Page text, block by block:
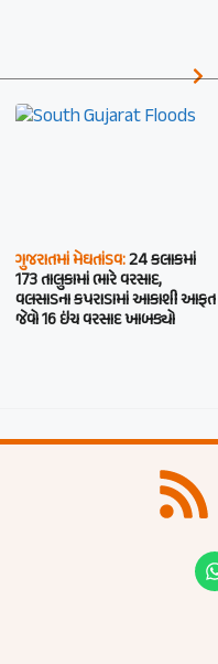
ગુજરાતમાં મેઘતાંડવ:24 કલાકમાં
173 તાલુકામાં ભારે વરસાદ,
વલસાડના કપરાડામાં આકાશી આફત
જેવો 16 ઇંચ વરસાદ ખાબક્યો